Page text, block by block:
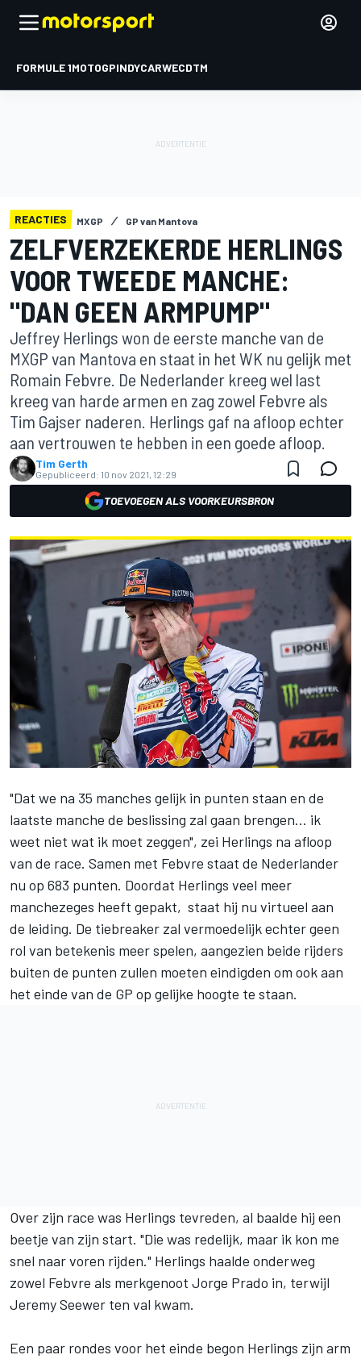
FORMULE 1MOTOGPINDYCARWECDTM
REACTIES MXGP GP van Mantova
ZELFVERZEKERDE HERLINGS
VOOR TWEEDE MANCHE:
"DAN GEEN ARMPUMP"
Jeffrey Herlings won de eerste manche van de
MXGP van Mantova en staat in het WK nu gelijk met
Romain Febvre. De Nederlander kreeg wel last
kreeg van harde armen en zag zowel Febvre als
Tim Gajser naderen. Herlings gaf na afloop echter
aan vertrouwen te hebben in een goede afloop.
Tim Gerth
Gepubliceerd: 10 nov 2021, 12:29
TOEVOEGEN ALS VOORKEURSBRON
"Dat we na 35 manches gelijk in punten staan en de
laatste manche de beslissing zal gaan brengen... ik
weet niet wat ik moet zeggen", zei Herlings na afloop
van de race. Samen met Febvre staat de Nederlander
nu op 683 punten. Doordat Herlings veel meer
manchezeges heeft gepakt, staat hij nu virtueel aan
de leiding. De tiebreaker zal vermoedelijk echter geen
rol van betekenis meer spelen, aangezien beide rijders
buiten de punten zullen moeten eindigden om ook aan
het einde van de GP op gelijke hoogte te staan.
Over zijn race was Herlings tevreden, al baalde hij een
beetje van zijn start. "Die was redelijk, maar ik kon me
snel naar voren rijden." Herlings haalde onderweg
zowel Febvre als merkgenoot Jorge Prado in, terwijl
Jeremy Seewer ten val kwam.
Een paar rondes voor het einde begon Herlings zijn arm